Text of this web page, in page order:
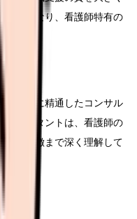
とは異なり、看護師特有の
療業界に精通したコンサル
ンサルタントは、看護師の
関の特徴まで深く理解して